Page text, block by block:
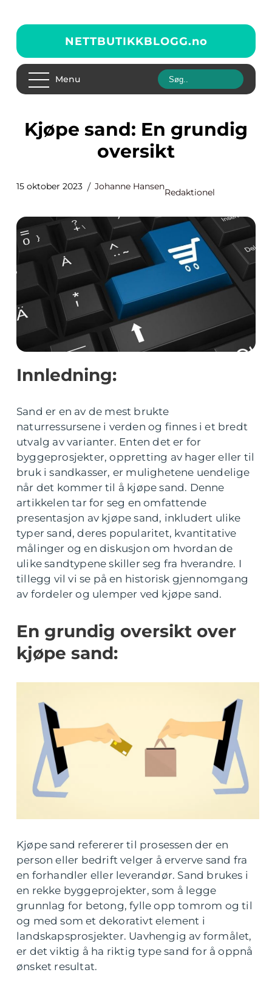
NETTBUTIKKBLOGG.no
Menu
Kjøpe sand: En grundig
oversikt
15 oktober 2023 Johanne Hansen
Redaktionel
Innledning:
Sand er en av de mest brukte
naturressursene i verden og finnes i et bredt
utvalg av varianter. Enten det er for
byggeprosjekter, oppretting av hager eller til
bruk i sandkasser, er mulighetene uendelige
når det kommer til å kjøpe sand. Denne
artikkelen tar for seg en omfattende
presentasjon av kjøpe sand, inkludert ulike
typer sand, deres popularitet, kvantitative
målinger og en diskusjon om hvordan de
ulike sandtypene skiller seg fra hverandre. I
tillegg vil vi se på en historisk gjennomgang
av fordeler og ulemper ved kjøpe sand.
En grundig oversikt over
kjøpe sand:
Kjøpe sand refererer til prosessen der en
person eller bedrift velger å erverve sand fra
en forhandler eller leverandør. Sand brukes i
en rekke byggeprojekter, som å legge
grunnlag for betong, fylle opp tomrom og til
og med som et dekorativt element i
landskapsprosjekter. Uavhengig av formålet,
er det viktig å ha riktig type sand for å oppnå
ønsket resultat.